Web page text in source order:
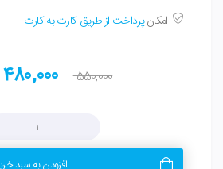
امکانپرداخت از طریق کارت به کارت
550,000
480,000
افزودن به سبد